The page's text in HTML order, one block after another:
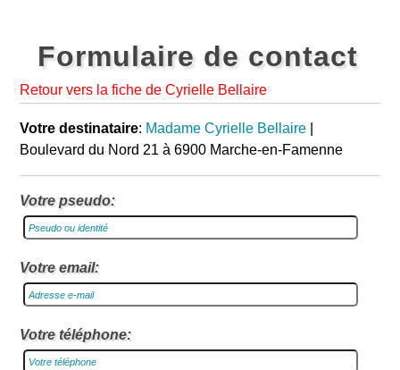
Formulaire de contact
Retour vers la fiche de Cyrielle Bellaire
Votre destinataire: Madame Cyrielle Bellaire
Boulevard du Nord 21 à 6900 Marche-en-Famenne
Votre pseudo:
Votre email:
Votre téléphone: